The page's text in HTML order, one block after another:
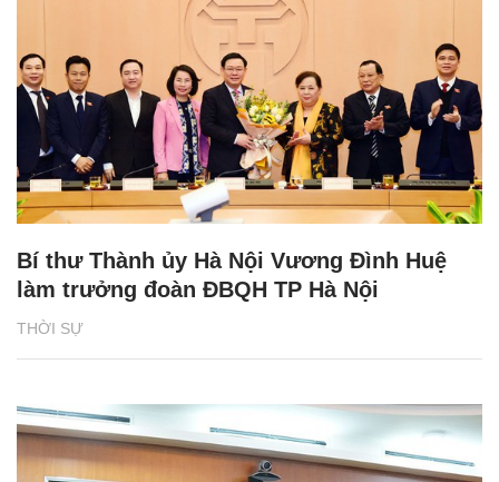
THỜI SỰ
Bí thư Thành ủy Hà Nội Vương Đình Huệ
làm trưởng đoàn ĐBQH TP Hà Nội